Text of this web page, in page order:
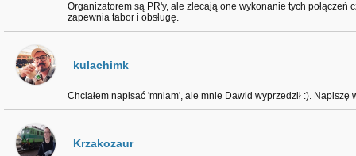
Organizatorem są PR'y, ale zlecają one wykonanie tych połączeń
zapewnia tabor i obsługę.
kulachimk
Chciałem napisać 'mniam', ale mnie Dawid wyprzedził :). Napiszę
Krzakozaur